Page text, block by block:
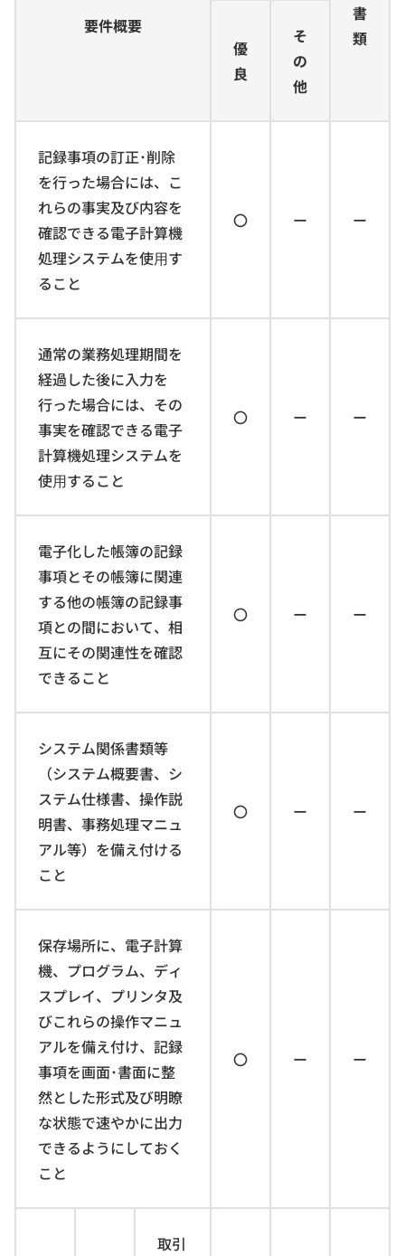
要件概要
書
類
優
良
そ
の
他
記録事項の訂正･削除
を行った場合には、こ
れらの事実及び内容を
確認できる電子計算機
処理システムを使⽤す
ること
〇 ー ー
通常の業務処理期間を
経過した後に入力を
行った場合には、その
事実を確認できる電子
計算機処理システムを
使⽤すること
〇 ー ー
電子化した帳簿の記録
事項とその帳簿に関連
する他の帳簿の記録事
項との間において、相
互にその関連性を確認
できること
〇 ー ー
システム関係書類等
（システム概要書、シ
ステム仕様書、操作説
明書、事務処理マニュ
アル等）を備え付ける
こと
〇 ー ー
保存場所に、電子計算
機、プログラム、ディ
スプレイ、プリンタ及
びこれらの操作マニュ
アルを備え付け、記録
事項を画面･書面に整
然とした形式及び明瞭
な状態で速やかに出力
できるようにしておく
こと
〇 ー ー
取引